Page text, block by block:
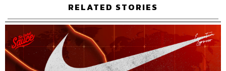
TAGS: Podcast The Standard Podcast
ยา
The Secret Sauce
เคน นครินทร์
GPO
RELATED STORIES